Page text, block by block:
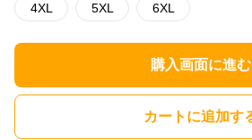
4XL 5XL 6XL
購入画面に進む
カートに追加す